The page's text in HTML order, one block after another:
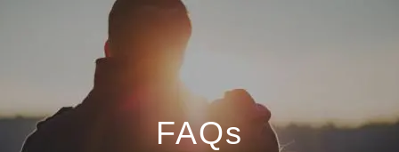
Skip to main content
Connexion client
FAQs